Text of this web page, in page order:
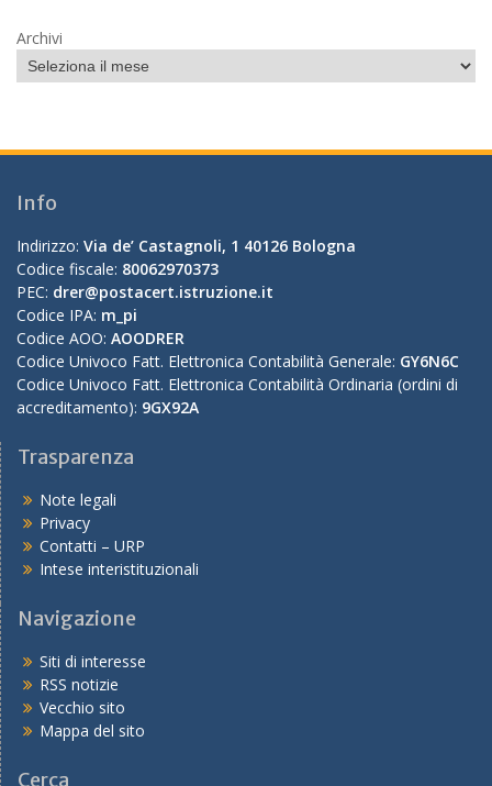
Archivi
Info
Indirizzo: Via de’ Castagnoli, 1 40126 Bologna
Codice fiscale: 80062970373
PEC: drer@postacert.istruzione.it
Codice IPA: m_pi
Codice AOO: AOODRER
Codice Univoco Fatt. Elettronica Contabilità Generale: GY6N6C
Codice Univoco Fatt. Elettronica Contabilità Ordinaria (ordini di
accreditamento): 9GX92A
Trasparenza
Note legali
Privacy
Contatti – URP
Intese interistituzionali
Navigazione
Siti di interesse
RSS notizie
Vecchio sito
Mappa del sito
Cerca